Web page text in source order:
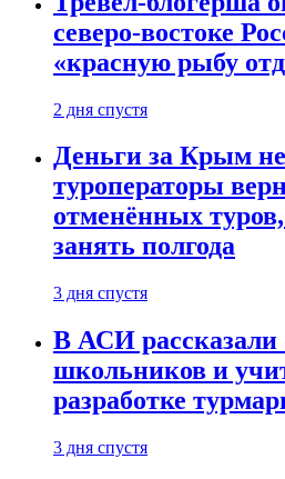
северо-востоке
«красную рыбу
2 дня спустя
Деньги за Крым
туроператоры
отменённых
занять полгода
3 дня спустя
В АСИ
школьников и
разработке
3 дня спустя